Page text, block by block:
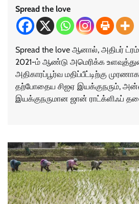
Spread the love
Spread the love ஆனால், அதிபர்
2021-ம் ஆண்டு அமெரிக்க
அதிகாரப்பூர்வ மதிப்பீட்டிற்கு
தற்போதைய சிஐஏ இயக்குநரும்,
இயக்குநருமான ஜான் ராட்க்ளிஃப்